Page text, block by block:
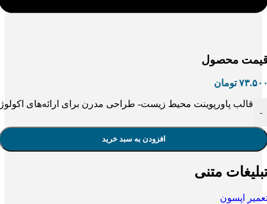
محصول
تومان
-
قالب پاورپوینت محیط زیست- طراحی مدرن برای ارائه‌های
افزودن به سبد خرید
متنی
اپسون